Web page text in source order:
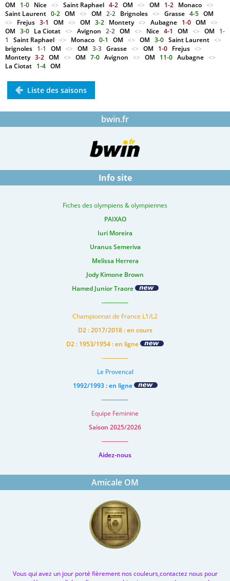
OM 1-0 Nice <> Saint Raphael 4-2 OM <> OM 1-2 Monaco <>
Saint Laurent 0-2 OM <> OM 2-2 Brignoles <> Grasse 4-5 OM
<> Frejus 3-1 OM <> OM 3-2 Montety<> Aubagne 1-0 OM <>
OM 3-0 La Ciotat <> Avignon 2-2 OM <> Nice 4-1 OM <> OM 1-
1
Saint Raphael <> Monaco 0-1 OM <> OM 3-0 Saint Laurent <>
brignoles 1-1 OM <> OM 3-3 Grasse <> OM 1-0 Frejus <>
Montety 3-2 OM <> OM 7-0 Avignon <> OM 11-0 Aubagne <>
La Ciotat 1-4 OM
Liste des saisons
bwin.fr
Info site
Fiches des olympiens & olympiennes
PAIXAO
Iuri Moreira
Uranus Semeriva
Melissa Herrera
Jody Kimone Brown
Hamed Junior Traore
-------------
Championnat de France L1/L2
D2 : 2017/2018 : en cours
D2 : 1953/1954 : en ligne
-------------
Le Provencal
1992/1993 : en ligne
-------------
Equipe Feminine
Saison 2025/2026
-------------
Aidez-nous
Amicale OM
Vous qui avez un jour porté fièrement nos couleurs,contactez nous pour